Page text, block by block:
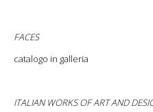
FACES
catalogo in galleria
ITALIAN WORKS OF ART AND